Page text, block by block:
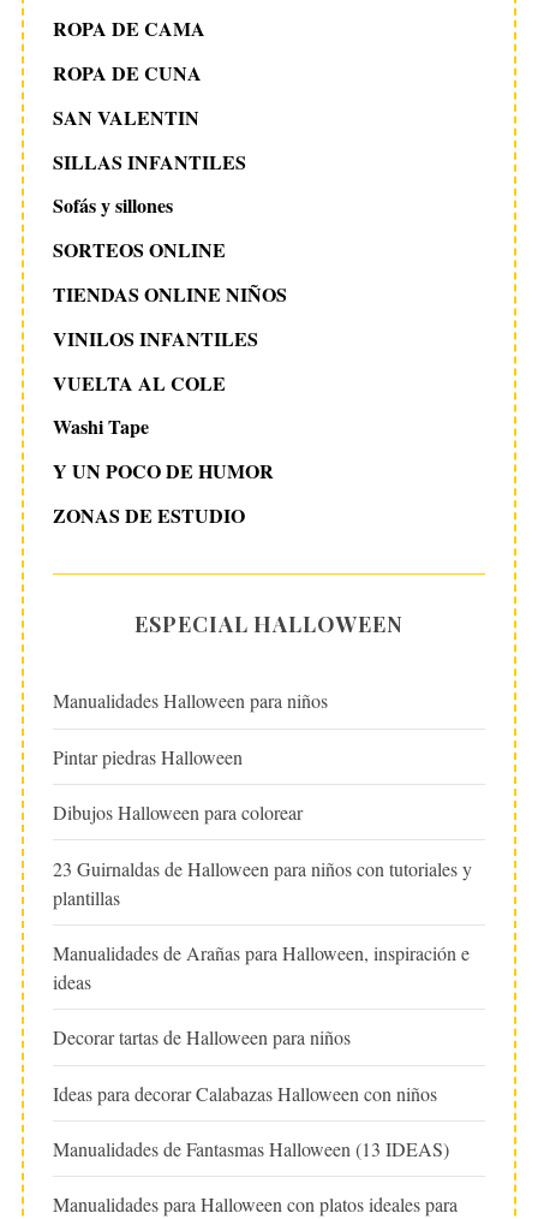
ROPA DE CAMA
ROPA DE CUNA
SAN VALENTIN
SILLAS INFANTILES
Sofás y sillones
SORTEOS ONLINE
TIENDAS ONLINE NIÑOS
VINILOS INFANTILES
VUELTA AL COLE
Washi Tape
Y UN POCO DE HUMOR
ZONAS DE ESTUDIO
ESPECIAL HALLOWEEN
Manualidades Halloween para niños
Pintar piedras Halloween
Dibujos Halloween para colorear
23 Guirnaldas de Halloween para niños con tutoriales y
plantillas
Manualidades de Arañas para Halloween, inspiración e
ideas
Decorar tartas de Halloween para niños
Ideas para decorar Calabazas Halloween con niños
Manualidades de Fantasmas Halloween (13 IDEAS)
Manualidades para Halloween con platos ideales para